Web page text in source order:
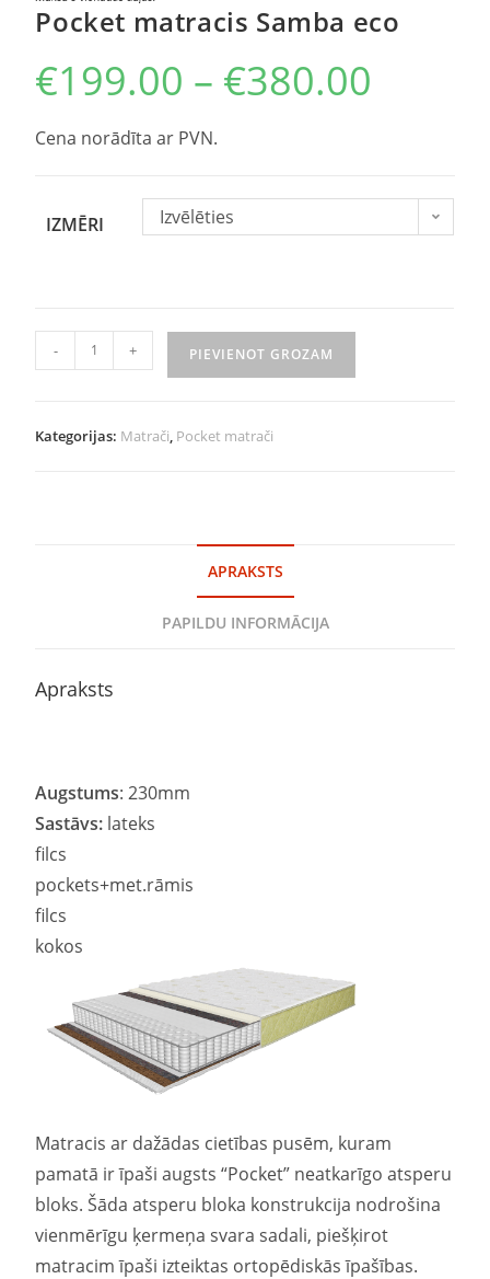
Pocket matracis Samba eco
€199.00 – €380.00
Cena norādīta ar PVN.
IZMĒRI Izvēlēties
- + PIEVIENOT GROZAM
Kategorijas: Matrači, Pocket matrači
APRAKSTS
PAPILDU INFORMĀCIJA
Apraksts
Augstums: 230mm
Sastāvs: lateks
filcs
pockets+met.rāmis
filcs
kokos
Matracis ar dažādas cietības pusēm, kuram
pamatā ir īpaši augsts “Pocket” neatkarīgo atsperu
bloks. Šāda atsperu bloka konstrukcija nodrošina
vienmērīgu ķermeņa svara sadali, piešķirot
matracim īpaši izteiktas ortopēdiskās īpašības.